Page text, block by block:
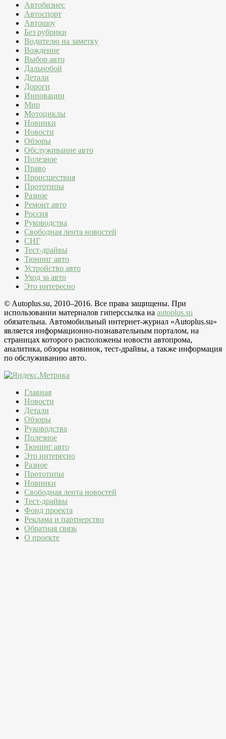
Автобизнес
Автоспорт
Автошоу
Без рубрики
Водителю на заметку
Вождение
Выбор авто
Дальнобой
Детали
Дороги
Инновации
Мир
Мотоциклы
Новинки
Новости
Обзоры
Обслуживание авто
Полезное
Право
Происшествия
Прототипы
Разное
Ремонт авто
Россия
Руководства
Свободная лента новостей
СНГ
Тест-драйвы
Тюнинг авто
Устройство авто
Уход за авто
Это интересно
© Autoplus.su, 2010–2016. Все права защищены. При
использовании материалов гиперссылка на autoplus.su
обязательна. Автомобильный интернет-журнал «Autoplus.su»
является информационно-познавательным порталом, на
страницах которого расположены новости автопрома,
аналитика, обзоры новинок, тест-драйвы, а также информация
по обслуживанию авто.
Главная
Новости
Детали
Обзоры
Руководства
Полезное
Тюнинг авто
Это интересно
Разное
Прототипы
Новинки
Свободная лента новостей
Тест-драйвы
Фонд проекта
Реклама и партнерство
Обратная связь
О проекте